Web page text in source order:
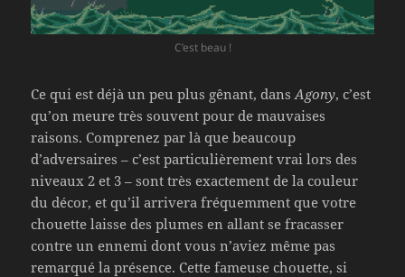
C’est beau !
Ce qui est déjà un peu plus gênant, dansAgony, c’est
qu’on meure très souvent pour de mauvaises
raisons. Comprenez par là que beaucoup
d’adversaires – c’est particulièrement vrai lors des
niveaux 2 et 3 – sont très exactement de la couleur
du décor, et qu’il arrivera fréquemment que votre
chouette laisse des plumes en allant se fracasser
contre un ennemi dont vous n’aviez même pas
remarqué la présence. Cette fameuse chouette, si